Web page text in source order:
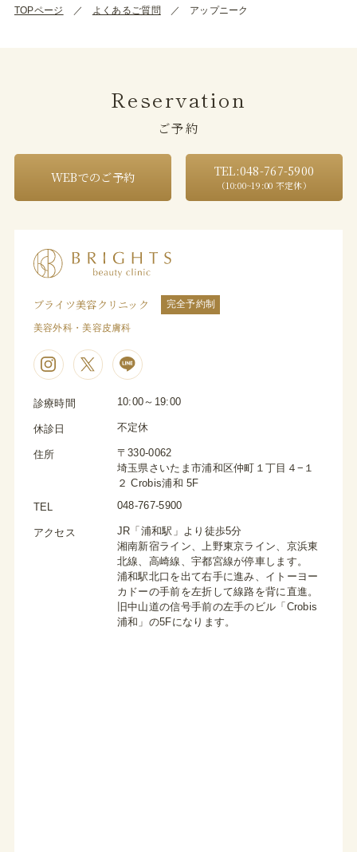
TOPページ よくあるご質問 アップニーク
Reservation
ご予約
WEBでのご予約 TEL:048-767-5900
（10:00~19:00 不定休）
ブライツ美容クリニック 完全予約制
美容外科・美容皮膚科
診療時間 10:00～19:00
休診日 不定休
住所
〒330-0062
埼玉県さいたま市浦和区仲町１丁目４−１
２ Crobis浦和 5F
TEL 048-767-5900
アクセス
JR「浦和駅」より徒歩5分
湘南新宿ライン、上野東京ライン、京浜東
北線、高崎線、宇都宮線が停車します。
浦和駅北口を出て右手に進み、イトーヨー
カドーの手前を左折して線路を背に直進。
旧中山道の信号手前の左手のビル「Crobis
浦和」の5Fになります。